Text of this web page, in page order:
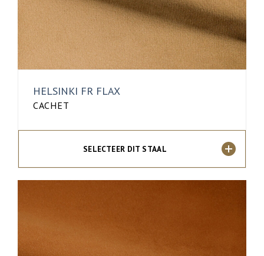
HELSINKI FR FLAX
CACHET
SELECTEER DIT STAAL